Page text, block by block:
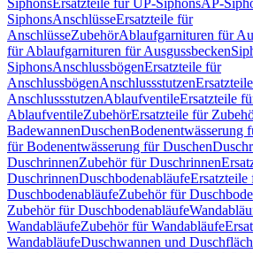
SiphonsErsatzteile für UP-SiphonsAP-
SiphonsAnschlüsseErsatzteile für
AnschlüsseZubehörAblaufgarnituren für
für Ablaufgarnituren für Ausgussbecken
SiphonsAnschlussbögenErsatzteile für
AnschlussbögenAnschlussstutzen
AnschlussstutzenAblaufventileErsatzteile
AblaufventileZubehörErsatzteile für
BadewannenDuschenBodenentwässerung
für Bodenentwässerung für Duschen
DuschrinnenZubehör für Duschrinnen
DuschrinnenDuschbodenabläufeErsatzteile
DuschbodenabläufeZubehör für
Zubehör für Duschbodenabläufe
WandabläufeZubehör für Wandabläufe
WandabläufeDuschwannen und